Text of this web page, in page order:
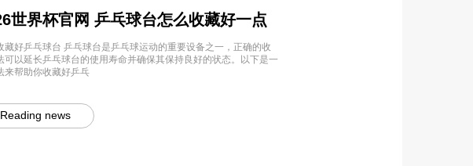
世界杯官网 乒乓球台怎么收藏好一点
藏好乒乓球台 乒乓球台是乒乓球运动的重要设备之一，正确的收
可以延长乒乓球台的使用寿命并确保其保持良好的状态。以下是一
来帮助你收藏好乒乓
Reading news